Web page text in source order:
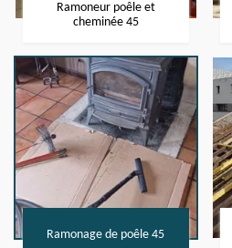
Ramoneur poêle et
cheminée 45
Ramonage de poêle 45